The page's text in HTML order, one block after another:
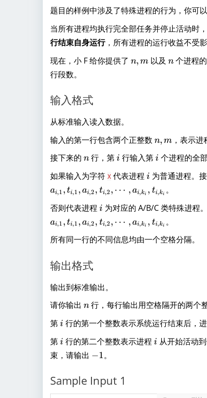
题目的样例中涉及了特殊进程的行为，你可
当所有进程均执行完全部任务并停止活动时
行结束自身运行，所有进程的运行收益不受影
现在，小 F 给你提供了 n,
n, m 以及n
n 个进程
行段数。
输入格式
从标准输入读入数据。
输入的第一行包含两个正整数 n,
n, m ，表示进
接下来的 n
n 行，第i
i 行输入第i
i 个进程的全
如果输入为字符 X 代表进程 i
i 为普通进程。
ai,1, ti,1, ai,2, ti,2, ⋯ , ai,ki , ti,ki 。
否则代表进程 i
i 为对应的 A/B/C 类特殊进程
ai,1, ti,1, ai,2, ti,2, ⋯ , ai,ki , ti,ki 。
所有同一行的不同信息均由一个空格分隔。
输出格式
输出到标准输出。
请你输出 n
n 行，每行输出用空格隔开的两个整
第i
i 行的第一个整数表示系统运行结束后，
第i
i 行的第二个整数表示进程 i
i 从开始活动
束，请输出 -
−1。
Sample Input 1